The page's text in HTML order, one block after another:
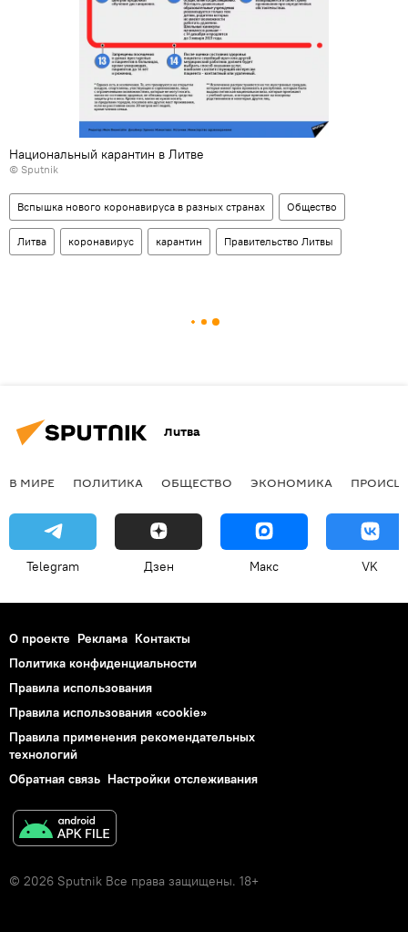
Национальный карантин в Литве
© Sputnik
Вспышка нового коронавируса в разных странах Общество
Литва коронавирус карантин Правительство Литвы
Литва
В МИРЕ ПОЛИТИКА ОБЩЕСТВО ЭКОНОМИКА
Telegram Дзен Макс VK
О проекте Реклама Контакты
Политика конфиденциальности
Правила использования
Правила использования «cookie»
Правила применения рекомендательных
технологий
Обратная связь Настройки отслеживания
© 2026 Sputnik Все права защищены. 18+